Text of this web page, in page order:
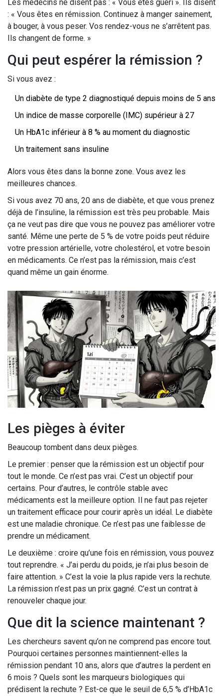
Les médecins ne disent pas : « Vous êtes guéri ». Ils disent
: « Vous êtes en rémission. Continuez à manger sainement,
à bouger, à vous peser. Vos rendez-vous ne s’arrêtent pas.
Ils changent de forme. »
Qui peut espérer la rémission ?
Si vous avez :
Un diabète de type 2 diagnostiqué depuis moins de 5 ans
Un indice de masse corporelle (IMC) supérieur à 27
Un HbA1c inférieur à 8 % au moment du diagnostic
Un traitement sans insuline
Alors vous êtes dans la bonne zone. Vous avez les
meilleures chances.
Si vous avez 70 ans, 20 ans de diabète, et que vous prenez
déjà de l’insuline, la rémission est très peu probable. Mais
ça ne veut pas dire que vous ne pouvez pas améliorer votre
santé. Même une perte de 5 % de votre poids peut réduire
votre pression artérielle, votre cholestérol, et votre besoin
en médicaments. Ce n’est pas la rémission, mais c’est
quand même un gain énorme.
Les pièges à éviter
Beaucoup tombent dans deux pièges.
Le premier : penser que la rémission est un objectif pour
tout le monde. Ce n’est pas vrai. C’est un objectif pour
certains. Pour d’autres, le contrôle stable avec
médicaments est la meilleure option. Il ne faut pas rejeter
un traitement efficace pour courir après un idéal. Le diabète
est une maladie chronique. Ce n’est pas une faiblesse de
prendre un médicament.
Le deuxième : croire qu’une fois en rémission, vous pouvez
tout reprendre. « J’ai perdu du poids, je n’ai plus besoin de
faire attention. » C’est la voie la plus rapide vers la rechute.
La rémission n’est pas un prix gagné. C’est un contrat à
renouveler chaque jour.
Que dit la science maintenant ?
Les chercheurs savent qu’on ne comprend pas encore tout.
Pourquoi certaines personnes maintiennent-elles la
rémission pendant 10 ans, alors que d’autres la perdent en
6 mois ? Quels sont les marqueurs biologiques qui
prédisent la rechute ? Est-ce que le seuil de 6,5 % d’HbA1c